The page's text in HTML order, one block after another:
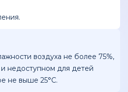
воздуха не более 75%,
недоступном для детей
не выше 25°С.